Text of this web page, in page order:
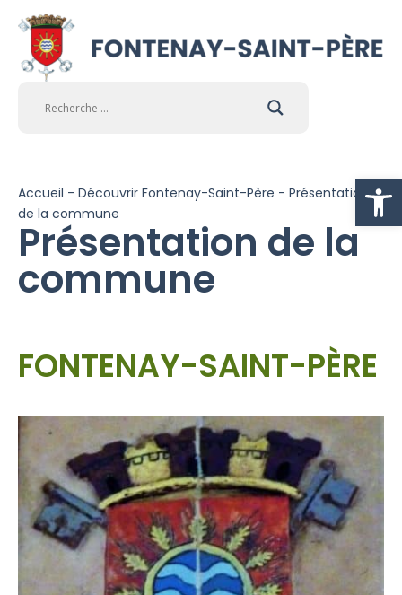
Ouvrir
Accueil - Découvrir Fontenay-Saint-Père - Présentation
de la commune
Présentation de la
commune
FONTENAY-SAINT-PÈRE